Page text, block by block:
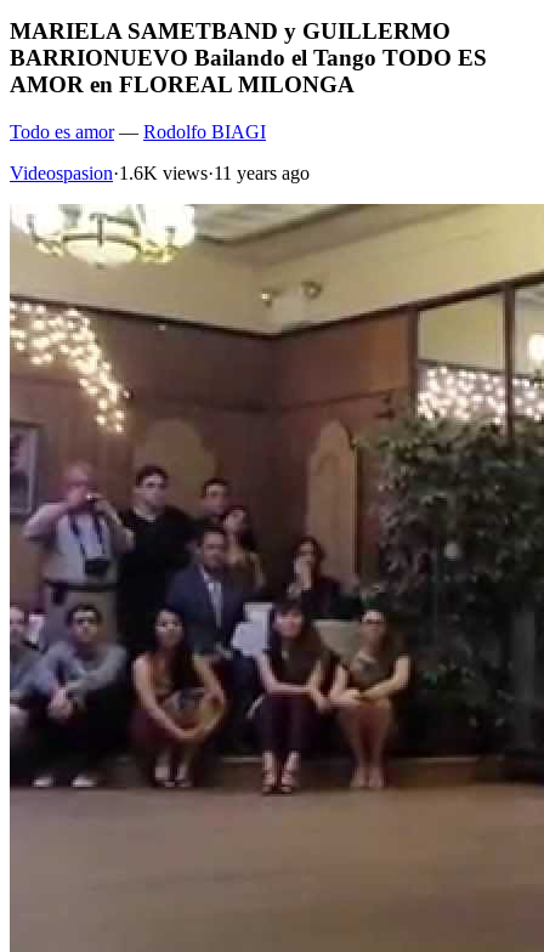
MARIELA SAMETBAND y GUILLERMO
BARRIONUEVO Bailando el Tango TODO ES
AMOR en FLOREAL MILONGA
Todo es amor— Rodolfo BIAGI
Videospasion·1.6K views·11 years ago